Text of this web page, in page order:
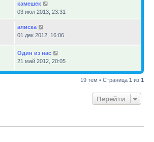
камешек
03 июл 2013, 23:31
алиска
01 дек 2012, 16:06
Один из нас
21 май 2012, 20:05
19 тем • Страница 1 из 1
Перейти